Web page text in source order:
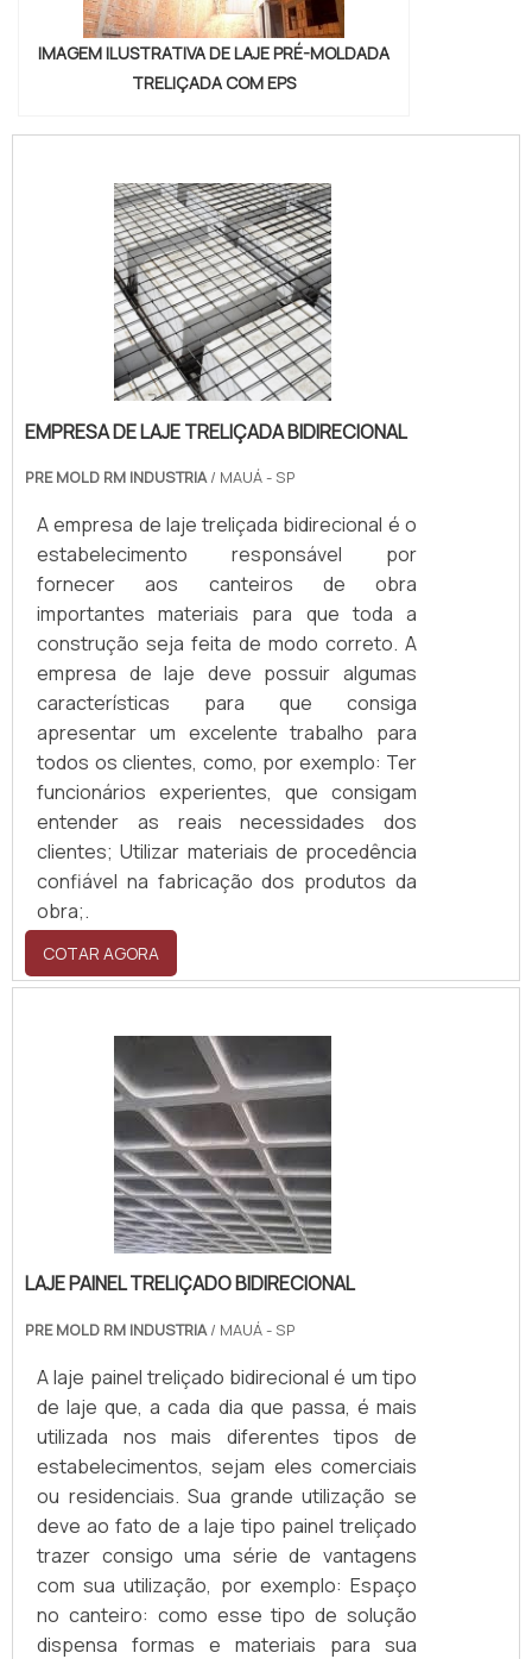
IMAGEM ILUSTRATIVA DE LAJE PRÉ-MOLDADA
TRELIÇADA COM EPS
EMPRESA DE LAJE TRELIÇADA BIDIRECIONAL
PRE MOLD RM INDUSTRIA/ MAUÁ - SP
A empresa de laje treliçada bidirecional é o
estabelecimento responsável por
fornecer aos canteiros de obra
importantes materiais para que toda a
construção seja feita de modo correto. A
empresa de laje deve possuir algumas
características para que consiga
apresentar um excelente trabalho para
todos os clientes, como, por exemplo: Ter
funcionários experientes, que consigam
entender as reais necessidades dos
clientes; Utilizar materiais de procedência
confiável na fabricação dos produtos da
obra;.
COTAR AGORA
LAJE PAINEL TRELIÇADO BIDIRECIONAL
PRE MOLD RM INDUSTRIA / MAUÁ - SP
A laje painel treliçado bidirecional é um tipo
de laje que, a cada dia que passa, é mais
utilizada nos mais diferentes tipos de
estabelecimentos, sejam eles comerciais
ou residenciais. Sua grande utilização se
deve ao fato de a laje tipo painel treliçado
trazer consigo uma série de vantagens
com sua utilização, por exemplo: Espaço
no canteiro: como esse tipo de solução
dispensa formas e materiais para sua